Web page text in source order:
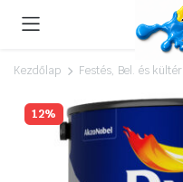
Kezdőlap Festés, Bel. és kültér
12%